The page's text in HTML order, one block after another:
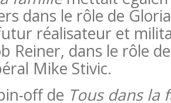
dans le rôle de
réalisateur et
Reiner, dans le rôle
Mike Stivic.
off de Tous dans la